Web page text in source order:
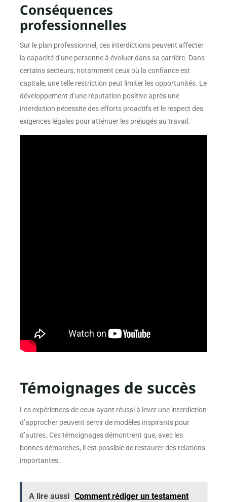
Conséquences
professionnelles
Sur le plan professionnel, ces interdictions peuvent affecter
la capacité d’une personne à évoluer dans sa carrière. Dans
certains secteurs, notamment ceux où la confiance est
capitale, une telle restriction peut limiter les opportunités. Le
développement d’une réputation positive après une
interdiction nécessite des efforts proactifs et le respect des
exigences légales pour atténuer les préjugés au travail.
Témoignages de succès
Les expériences de ceux ayant réussi à lever une interdiction
d’approcher peuvent servir de modèles inspirants pour
d’autres. Ces témoignages démontrent que, avec les
bonnes démarches, il est possible de restaurer des relations
importantes.
A lire aussi Comment rédiger un testament